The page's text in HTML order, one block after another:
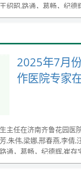
绍昭,路通，葛畅，纪德
2025年7月
作医院专家
主任在济南齐鲁花园医
,朱伟,梁娜,邢春燕,李倩,
通，葛畅，纪德辉,崔存